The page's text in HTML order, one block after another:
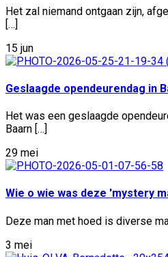
Het zal niemand ontgaan zijn,
[…]
15 jun
Geslaagde opendeurendag in
Het was een geslaagde
Baarn […]
29 mei
Wie o wie was deze 'mystery
Deze man met hoed is diverse
3 mei